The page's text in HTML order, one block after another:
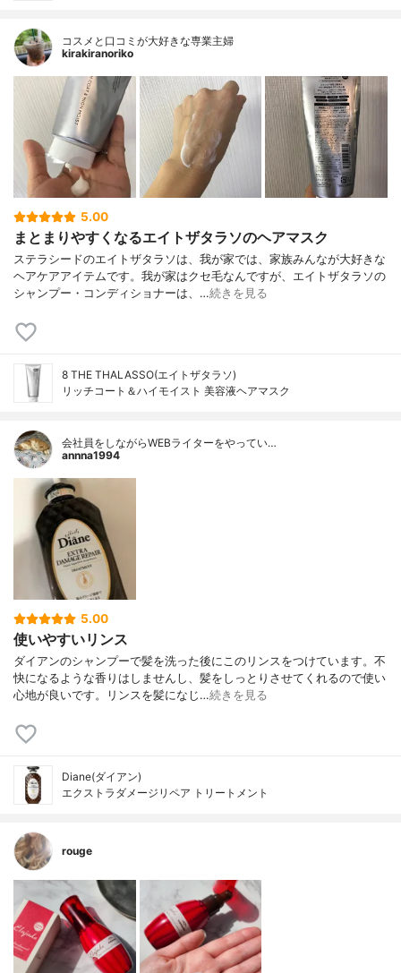
コスメと口コミが大好きな専業主婦
kirakiranoriko
5.00
まとまりやすくなるエイトザタラソのヘアマスク
ステラシードのエイトザタラソは、我が家では、家族みんなが大好きな
ヘアケアアイテムです。我が家はクセ毛なんですが、エイトザタラソの
シャンプー・コンディショナーは、…続きを見る
8 THE THALASSO(エイトザタラソ)
リッチコート＆ハイモイスト 美容液ヘアマスク
会社員をしながらWEBライターをやってい…
annna1994
5.00
使いやすいリンス
ダイアンのシャンプーで髪を洗った後にこのリンスをつけています。不
快になるような香りはしませんし、髪をしっとりさせてくれるので使い
心地が良いです。リンスを髪になじ…続きを見る
Diane(ダイアン)
エクストラダメージリペア トリートメント
rouge